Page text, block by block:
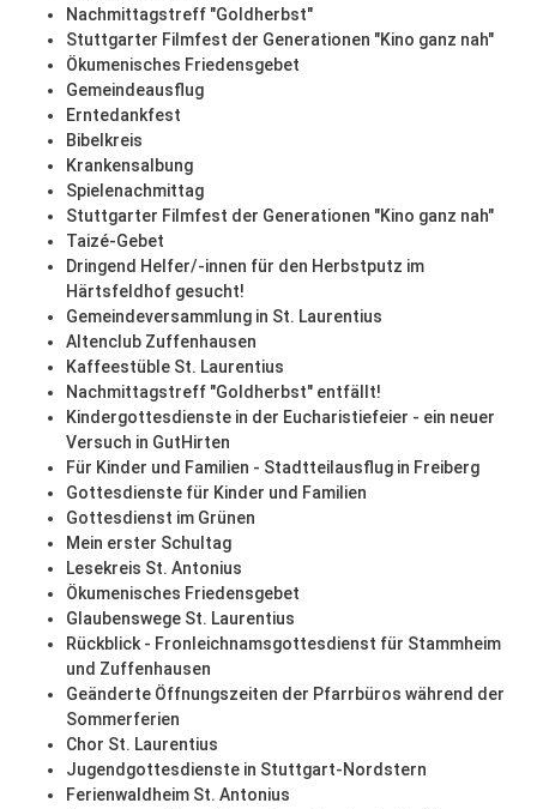
Nachmittagstreff "Goldherbst"
Stuttgarter Filmfest der Generationen "Kino ganz nah"
Ökumenisches Friedensgebet
Gemeindeausflug
Erntedankfest
Bibelkreis
Krankensalbung
Spielenachmittag
Stuttgarter Filmfest der Generationen "Kino ganz nah"
Taizé-Gebet
Dringend Helfer/-innen für den Herbstputz im
Härtsfeldhof gesucht!
Gemeindeversammlung in St. Laurentius
Altenclub Zuffenhausen
Kaffeestüble St. Laurentius
Nachmittagstreff "Goldherbst" entfällt!
Kindergottesdienste in der Eucharistiefeier - ein neuer
Versuch in GutHirten
Für Kinder und Familien - Stadtteilausflug in Freiberg
Gottesdienste für Kinder und Familien
Gottesdienst im Grünen
Mein erster Schultag
Lesekreis St. Antonius
Ökumenisches Friedensgebet
Glaubenswege St. Laurentius
Rückblick - Fronleichnamsgottesdienst für Stammheim
und Zuffenhausen
Geänderte Öffnungszeiten der Pfarrbüros während der
Sommerferien
Chor St. Laurentius
Jugendgottesdienste in Stuttgart-Nordstern
Ferienwaldheim St. Antonius